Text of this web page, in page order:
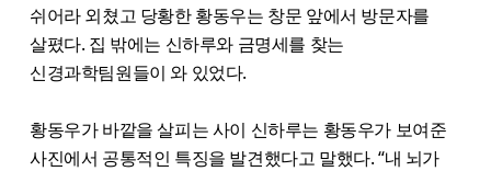
쉬어라 외쳤고 당황한 황동우는 창문 앞에서 방문자를
살폈다. 집 밖에는 신하루와 금명세를 찾는
신경과학팀원들이 와 있었다.
황동우가 바깥을 살피는 사이 신하루는 황동우가 보여준
사진에서 공통적인 특징을 발견했다고 말했다. “내 뇌가